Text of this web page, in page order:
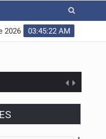
03:45:23 AM
2026